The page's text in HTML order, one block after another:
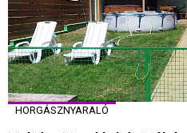
HORGÁSZNYARALÓ